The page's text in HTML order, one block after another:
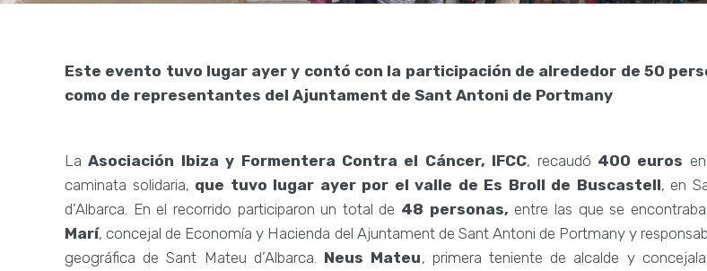
Este evento tuvo lugar ayer y contó con la participación de alrededor de 50
como de representantes del Ajuntament de Sant Antoni de Portmany
LaAsociación Ibiza y Formentera Contra el Cáncer, IFCC, recaudó 400 euros
caminata solidaria, que tuvo lugar ayer por el valle de Es Broll de Buscastell, en
d’Albarca. En el recorrido participaron un total de 48 personas, entre las que se encontraba
Marí, concejal de Economía y Hacienda del Ajuntament de Sant Antoni de Portmany y
geográfica de Sant Mateu d’Albarca. Neus Mateu, primera teniente de alcalde y